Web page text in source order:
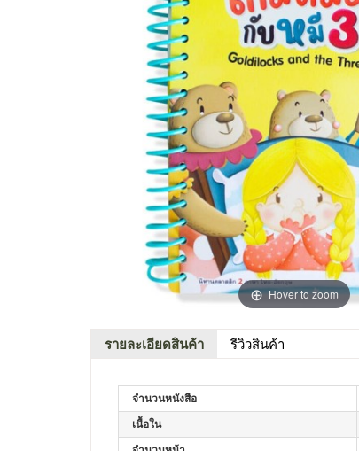
Hover to zoom
รายละเอียดสินค้า รีวิวสินค้า
จำนวนหนังสือ
เนื้อใน